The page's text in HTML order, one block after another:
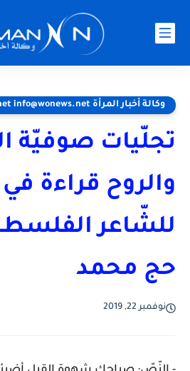
وكالة أخبار المرأة www.wonews.net info@wonews.net
تجلّيات صوفيّة
والروح قراءة
للشّاعر
حج محمد
نوفمبر 22, 2019